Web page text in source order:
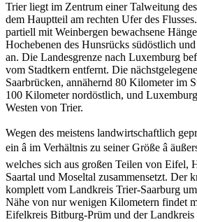
Trier liegt im Zentrum einer Talweitung
dem Hauptteil am rechten Ufer des
partiell mit Weinbergen bewachsene
Hochebenen des Hunsrücks südöstlich
an. Die Landesgrenze nach Luxemburg
vom Stadtkern entfernt. Die
Saarbrücken, annähernd 80 Kilometer im
100 Kilometer nordöstlich, und
Westen von Trier.
Wegen des meistens landwirtschaftlich
ein â im Verhältnis zu seiner Größe â
welches sich aus großen Teilen von Eifel,
Saartal und Moseltal zusammensetzt. Der
komplett vom Landkreis Trier-Saarburg
Nähe von nur wenigen Kilometern findet
Eifelkreis Bitburg-Prüm und der